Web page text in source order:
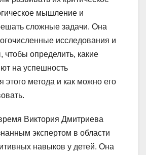
мышление и
сложные задачи. Она
исследования и
чтобы определить, какие
на успешность
этого метода и как можно его
Виктория Дмитриева
экспертом в области
навыков у детей. Она